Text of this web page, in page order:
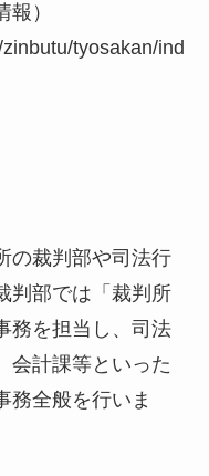
）
tyosakan/ind
の裁判部や司法行
判部では「裁判所
務を担当し、司法
会計課等といった
務全般を行いま